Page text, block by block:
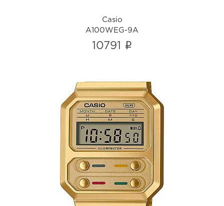
Casio
A100WEG-9A
10791 i
Casio
A100WEG-9AEF
i